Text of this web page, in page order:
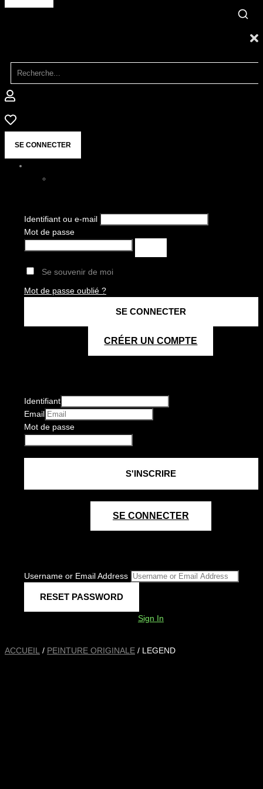
SE CONNECTER
Identifiant ou e-mail
Mot de passe
Se souvenir de moi
Mot de passe oublié ?
CRÉER UN COMPTE
Identifiant
Email
Mot de passe
SE CONNECTER
Username or Email Address
Sign In
ACCUEIL / PEINTURE ORIGINALE / LEGEND